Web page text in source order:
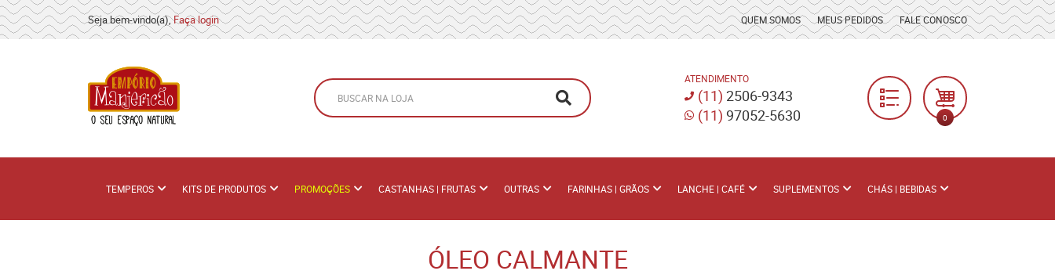
Seja bem-vindo(a),Faça login QUEM SOMOS MEUS PEDIDOS FALE CONOSCO
ATENDIMENTO
(11) 2506-9343
(11) 97052-5630 0
TEMPEROS KITS DE PRODUTOS PROMOÇÕES CASTANHAS | FRUTAS OUTRAS FARINHAS | GRÃOS LANCHE | CAFÉ SUPLEMENTOS CHÁS | BEBIDAS
ÓLEO CALMANTE